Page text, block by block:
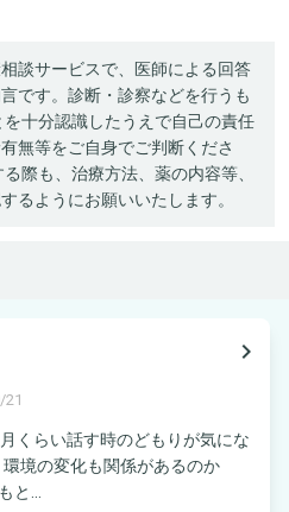
談サービスで、医師による回答
です。診断・診察などを行うも
十分認識したうえで自己の責任
無等をご自身でご判断くださ
際も、治療方法、薬の内容等、
るようにお願いいたします。
navigate_next
21
くらい話す時のどもりが気にな
境の変化も関係があるのか
と...